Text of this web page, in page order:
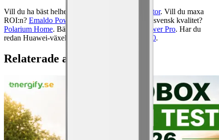
Vill du ha bäst helhet och AI?
Sigenergy SigenStor. Vill du maxa
ROI:n? Emaldo Power Store AI
. Värdesätter du svensk kvalitet?
Polarium Home. Bäst pris per kWh? Dyness Tower Pro. Har du
redan Huawei-växelriktare?
Huawei LUNA2000.
Relaterade artiklar